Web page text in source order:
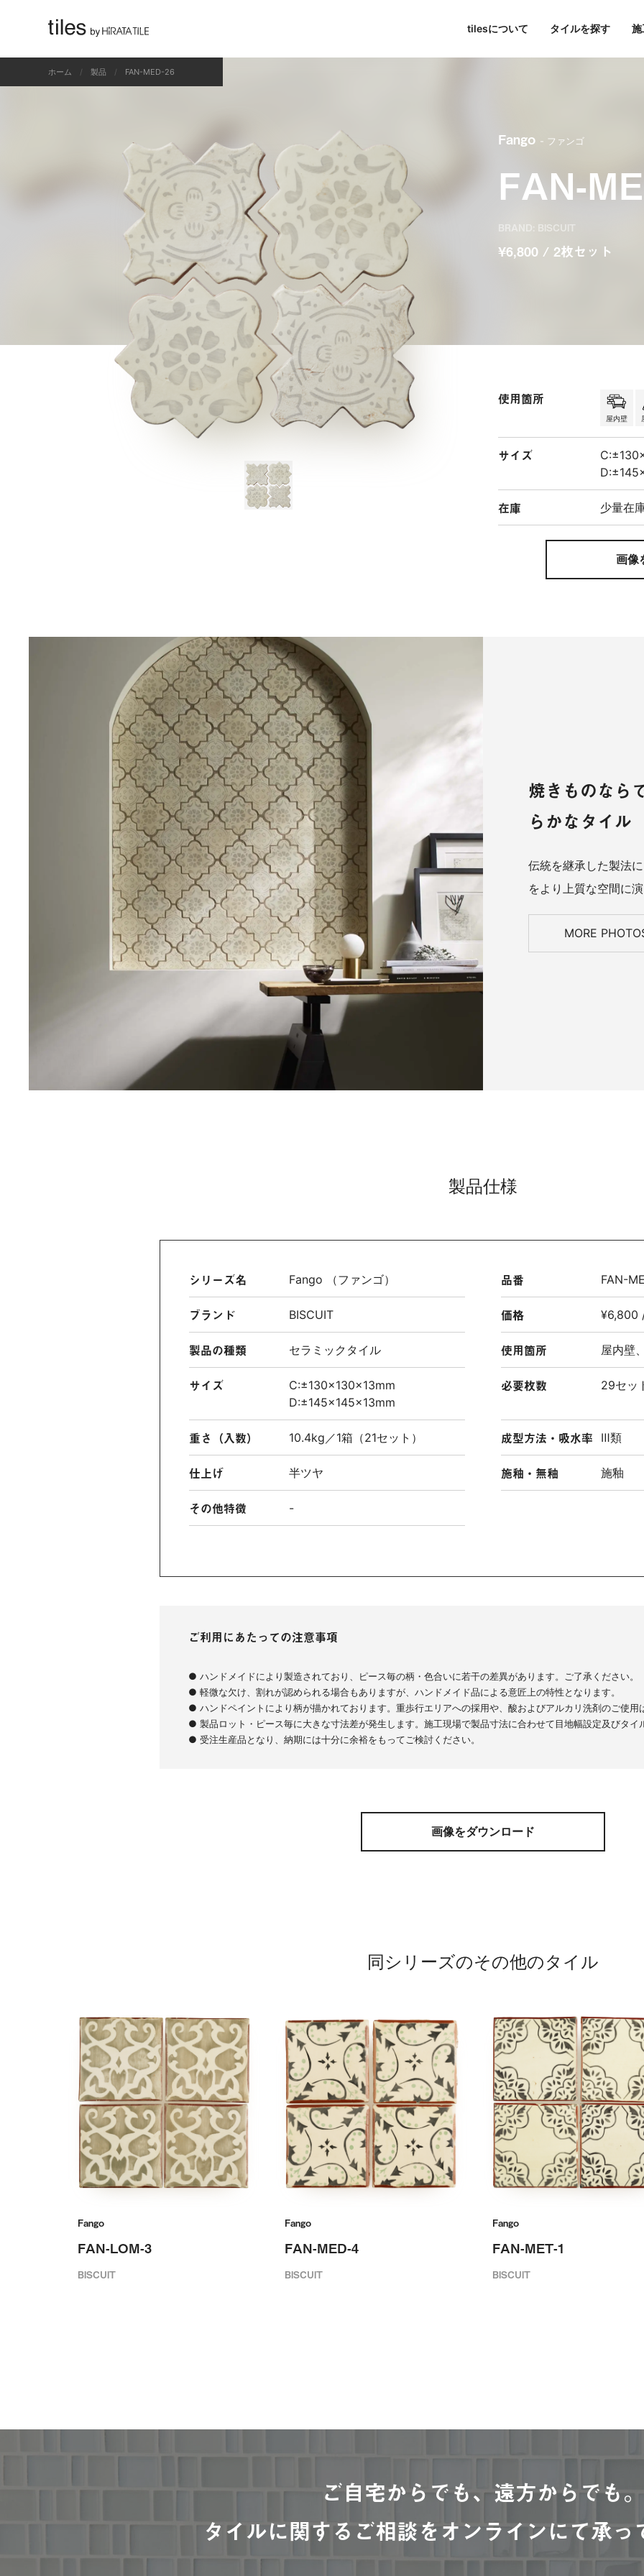
tilesについて タイルを探す 施
ホーム 製品 FAN-MED-26
Fango - ファンゴ
FAN-
BRAND: BISCUIT
¥6,800 / 2枚セット
使用箇所
屋内壁
サイズ
在庫 少量在
画像
焼きものなら
らかなタイル
伝統を継承した製法
をより上質な空間に
MORE
製品仕様
シリーズ名 Fango （ファンゴ） 品番 FAN-
ブランド BISCUIT 価格 ¥6,800
製品の種類 セラミックタイル 使用箇所 屋内壁
サイズ
C:±130×130×13mm
D:±145×145×13mm
必要枚数 29セッ
重さ（入数） 10.4kg／1箱（21セット） 成型方法・吸水率 Ⅲ類
仕上げ 半ツヤ 施釉・無釉 施釉
その他特徴 -
ご利用にあたっての注意事項
● ハンドメイドにより製造されており、ピース毎の柄・色合いに若干の差異があります。ご了承ください。
● 軽微な欠け、割れが認められる場合もありますが、ハンドメイド品による意匠上の特性となります。
● ハンドペイントにより柄が描かれております。重歩行エリアへの採用や、酸およびアルカリ洗剤のご使用
● 製品ロット・ピース毎に大きな寸法差が発生します。施工現場で製品寸法に合わせて目地幅設定及びタイ
● 受注生産品となり、納期には十分に余裕をもってご検討ください。
画像をダウンロード
同シリーズのその他のタイル
Fango
FAN-LOM-3
BISCUIT
Fango
FAN-MED-4
BISCUIT
Fango
FAN-MET-1
BISCUIT
ご自宅からでも、遠方からでも。
タイルに関するご相談をオンラインにて承っ